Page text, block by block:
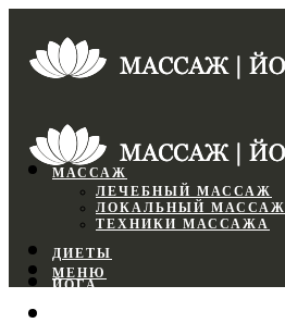
МАССАЖ
ЛЕЧЕБНЫЙ МАССАЖ
ЛОКАЛЬНЫЙ МАССАЖ
ТЕХНИКИ МАССАЖА
ДИЕТЫ
ЙОГА
МЕНЮ